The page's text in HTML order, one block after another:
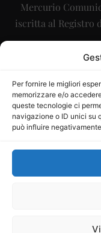
Per fornire le migliori
memorizzare e/o
queste tecnologie ci
navigazione o ID unici su
può influire
Mercurio
iscritta al Registro
Sito gestito da